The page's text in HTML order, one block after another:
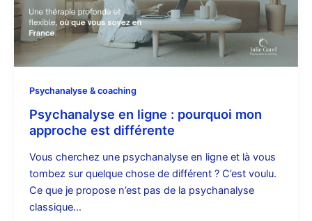
Psychanalyse & coaching
Psychanalyse en ligne : pourquoi mon
approche est différente
Vous cherchez une psychanalyse en ligne et là vous
tombez sur quelque chose de différent ? C’est voulu.
Ce que je propose n’est pas de la psychanalyse
classique…